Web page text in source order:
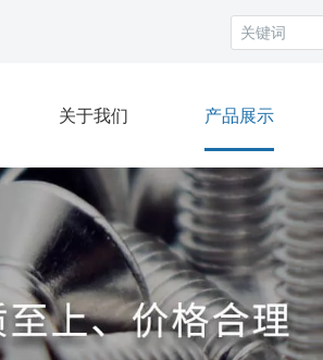
关于我们 产品展示